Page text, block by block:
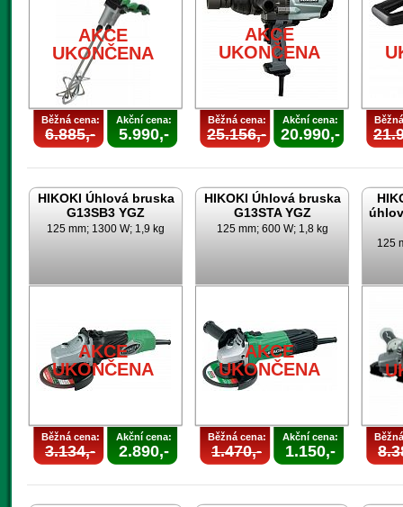
AKCE
UKONČENA
Běžná cena:
6.885,-
Akční cena:
5.990,-
AKCE
UKONČENA
Běžná cena:
25.156,-
Akční cena:
20.990,-
HIKOKI Úhlová bruska
G13SB3 YGZ
125 mm; 1300 W; 1,9 kg
AKCE
UKONČENA
Běžná cena:
3.134,-
Akční cena:
2.890,-
HIKOKI Úhlová bruska
G13STA YGZ
125 mm; 600 W; 1,8 kg
AKCE
UKONČENA
Běžná cena:
1.470,-
Akční cena:
1.150,-
125